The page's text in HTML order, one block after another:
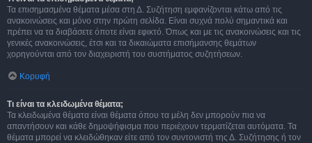
Τα επισημασμένα θέματα μέσα στη Δ. Συζήτηση εμφανίζονται κάτω από τις
ανακοινώσεις και μόνο στην πρώτη σελίδα. Είναι συχνά πολύ σημαντικά και
πρέπει να τα διαβάσετε όποτε είναι εφικτό. Όπως και με τις ανακοινώσεις και τις
γενικές ανακοινώσεις, έτσι και τα δικαιώματα επισήμανσης θεμάτων
χορηγούνται από τον διαχειριστή του συστήματος συζητήσεων.
Κορυφή
Τι είναι τα κλειδωμένα θέματα;
Τα κλειδωμένα θέματα είναι θέματα όπου τα μέλη δεν μπορούν πια να
απαντήσουν και κάθε δημοψήφισμα που περιέχουν τερματίζεται αυτόματα. Τα
θέματα μπορεί να κλειδώθηκαν είτε από τον συντονιστή της Δ. Συζήτησης ή τον